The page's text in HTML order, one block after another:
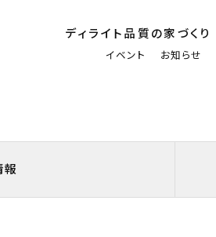
ディライト品質の家づくり
イベント お知らせ
報